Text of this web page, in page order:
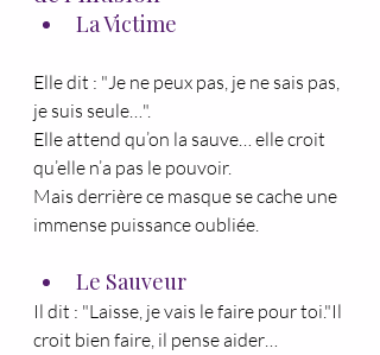
La Victime
Elle dit : "Je ne peux pas, je ne sais pas,
je suis seule…".
Elle attend qu’on la sauve… elle croit
qu’elle n’a pas le pouvoir.
Mais derrière ce masque se cache une
immense puissance oubliée.
Le Sauveur
Il dit : "Laisse, je vais le faire pour toi."Il
croit bien faire, il pense aider…